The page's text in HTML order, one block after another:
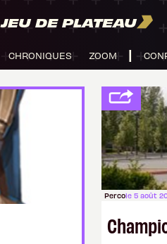
JEU DE PLATEAU
CHRONIQUES ZOOM
Percole 5 août